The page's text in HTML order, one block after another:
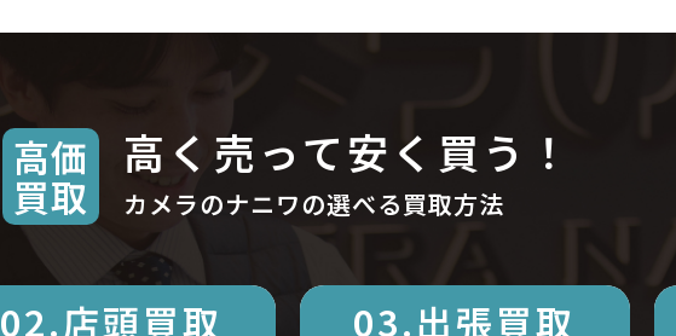
高価
買取
高く売って安く買う！
カメラのナニワの選べる買取方法
02.店頭買取 03.出張買取